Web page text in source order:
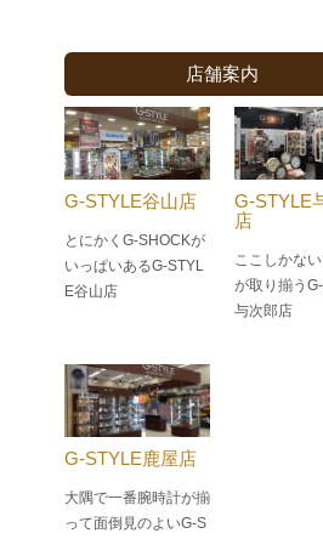
店舗案内
G-STYLE谷山店
とにかくG-SHOCKが
いっぱいあるG-STYL
E谷山店
G-STYLE
店
ここしかな
が取り揃う
与次郎店
G-STYLE鹿屋店
大隅で一番腕時計が揃
って面倒見のよいG-S